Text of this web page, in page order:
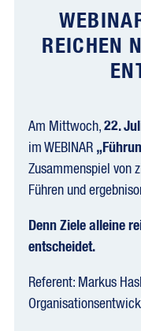
REICHEN
Am Mittwoch, 22.
im WEBINAR
Zusammenspiel von
Führen und
Denn Ziele alleine
entscheidet.
Referent: Markus